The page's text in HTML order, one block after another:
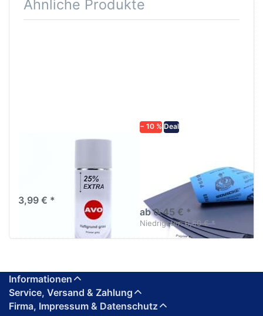
Ähnliche Produkte
3,99 € *
− 10 % Deal
diversen Körnungen
Nass-Schleifpapier zur nass
und trocken anwendung
ab 0,45 € *
Niedrigster:0,50 € *
Informationen
Service, Versand & Zahlung
Firma, Impressum & Datenschutz